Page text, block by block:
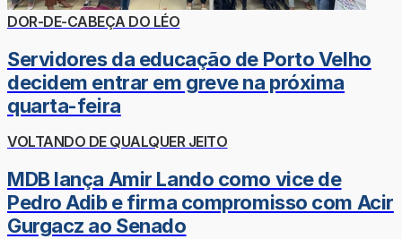
DOR-DE-CABEÇA DO LÉO
Servidores da educação de Porto Velho
decidem entrar em greve na próxima
quarta-feira
VOLTANDO DE QUALQUER JEITO
MDB lança Amir Lando como vice de
Pedro Adib e firma compromisso com Acir
Gurgacz ao Senado